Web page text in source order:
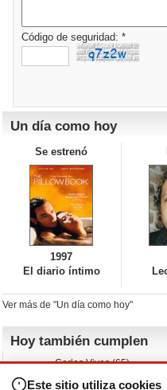
Código de seguridad: *
Un día como hoy
Se estrenó
1997
El diario íntimo
Ver más de "Un día como hoy"
Hoy también cumplen
Carlos Vives (65)
Este sitio utiliza cookies